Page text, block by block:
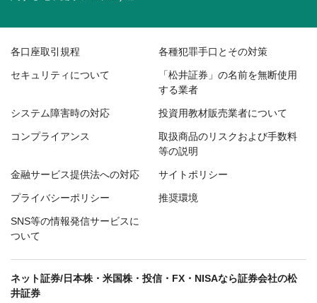
各口座取引規程 各種犯罪手口とその対策
セキュリティについて
「松井証券」の名前を無断使用
する業者
システム障害時の対応 投資用教材販売業者について
コンプライアンス
取扱商品のリスクおよび手数料
等の説明
金融サービス提供法への対応 サイトポリシー
プライバシーポリシー 推奨環境
SNS等の情報発信サービスに
ついて
ネット証券/日本株・米国株・投信・FX・NISAなら証券会社の松
井証券